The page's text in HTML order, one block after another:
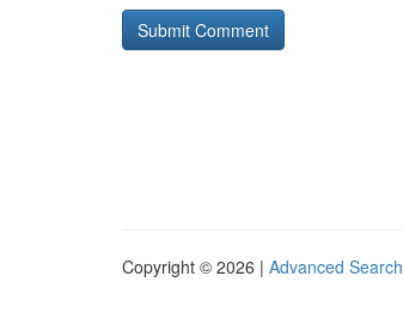
Copyright © 2026 | Advanced Search